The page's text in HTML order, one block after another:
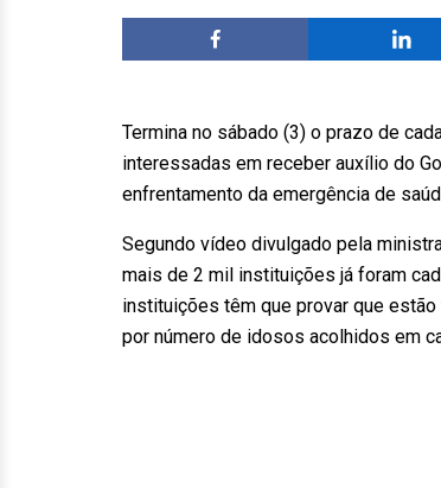
Termina no sábado (3) o prazo de
interessadas em receber auxílio do
enfrentamento da emergência de
Segundo vídeo divulgado pela
mais de 2 mil instituições já foram
instituições têm que provar que
por número de idosos acolhidos em